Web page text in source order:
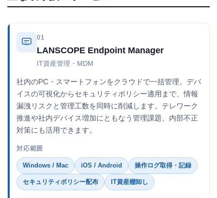
01
LANSCOPE Endpoint Manager
IT資産管理・MDM
社内のPC・スマートフォンをクラウドで一括管理。デバ
イスの可視化からセキュリティポリシー適用まで、情報
漏洩リスクと管理工数を同時に削減します。テレワーク
推進や社内デバイス増加にともなう管理課題、内部不正
対策にも活用できます。
対応範囲
Windows / Mac iOS / Android 操作ログ取得・記録
セキュリティポリシー配布 IT資産棚卸し